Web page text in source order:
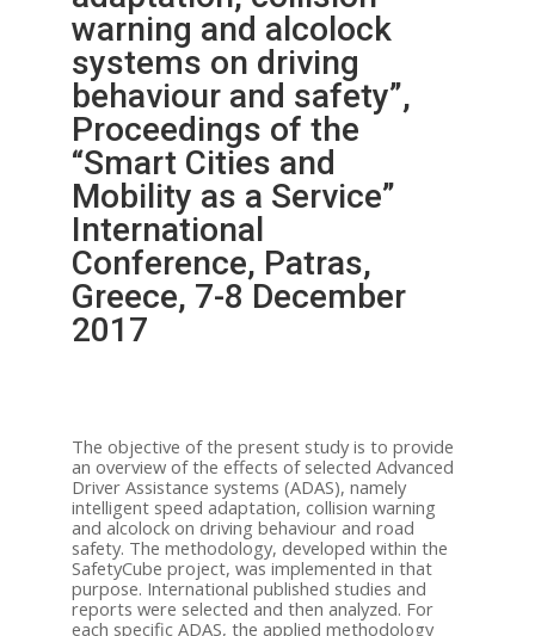
warning and alcolock
systems on driving
behaviour and safety”,
Proceedings of the
“Smart Cities and
Mobility as a Service”
International
Conference, Patras,
Greece, 7-8 December
2017
The objective of the present study is to provide
an overview of the effects of selected Advanced
Driver Assistance systems (ADAS), namely
intelligent speed adaptation, collision warning
and alcolock on driving behaviour and road
safety. The methodology, developed within the
SafetyCube project, was implemented in that
purpose. International published studies and
reports were selected and then analyzed. For
each specific ADAS, the applied methodology